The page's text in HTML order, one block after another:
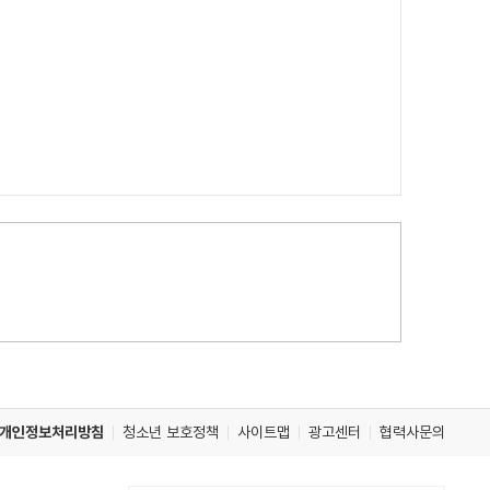
개인정보처리방침 청소년 보호정책 사이트맵 광고센터 협력사문의